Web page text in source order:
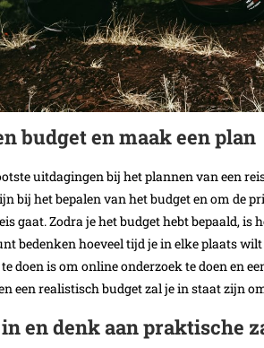
budget en maak een plan
uitdagingen bij het plannen van een
bij het bepalen van het budget en om de
gaat. Zodra je het budget hebt bepaald,
bedenken hoeveel tijd je in elke plaats
doen is om online onderzoek te doen en
een realistisch budget zal je in staat zijn
en denk aan praktische